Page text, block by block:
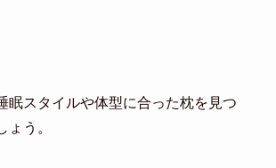
眠スタイルや体型に合った枕を見つ
う。